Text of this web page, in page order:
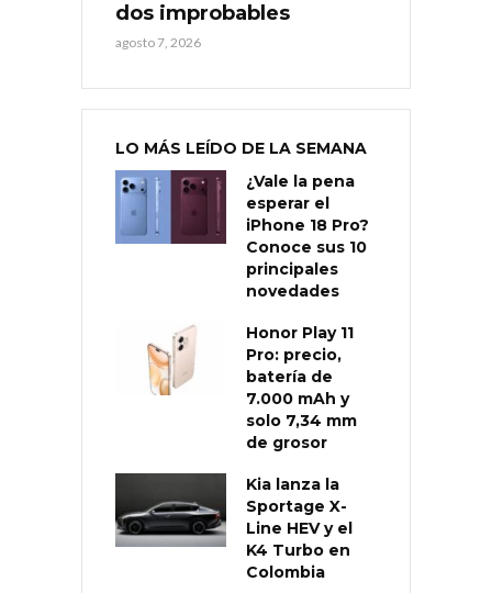
dos improbables
agosto 7, 2026
LO MÁS LEÍDO DE LA SEMANA
¿Vale la pena
esperar el
iPhone 18 Pro?
Conoce sus 10
principales
novedades
Honor Play 11
Pro: precio,
batería de
7.000 mAh y
solo 7,34 mm
de grosor
Kia lanza la
Sportage X-
Line HEV y el
K4 Turbo en
Colombia